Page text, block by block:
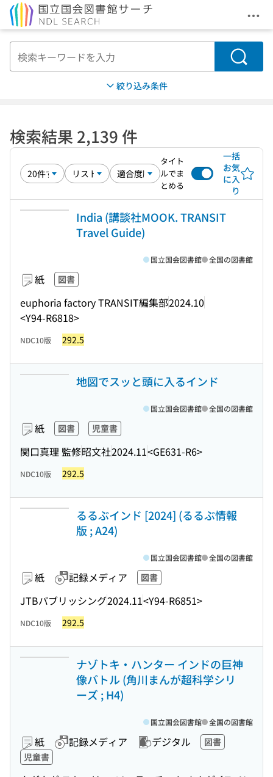
メ
検索
絞り込み条件
検索結果 2,139 件
タイト
ルでま
とめる
一括
お気
に入
り
India (講談社MOOK. TRANSIT
Travel Guide)
紙 図書
euphoria factory TRANSIT編集部2024.10
<Y94-R6818>
国立国会図書館 全国の図書館
NDC10版 292.5
地図でスッと頭に入るインド
紙 図書 児童書
関口真理 監修昭文社2024.11<GE631-R6>
国立国会図書館 全国の図書館
NDC10版 292.5
るるぶインド [2024] (るるぶ情報
版 ; A24)
紙 記録メディア 図書
JTBパブリッシング2024.11<Y94-R6851>
国立国会図書館 全国の図書館
NDC10版 292.5
ナゾトキ・ハンター インドの巨神
像バトル (角川まんが超科学シリ
ーズ ; H4)
紙 記録メディア デジタル
図書
児童書
国立国会図書館 全国の図書館